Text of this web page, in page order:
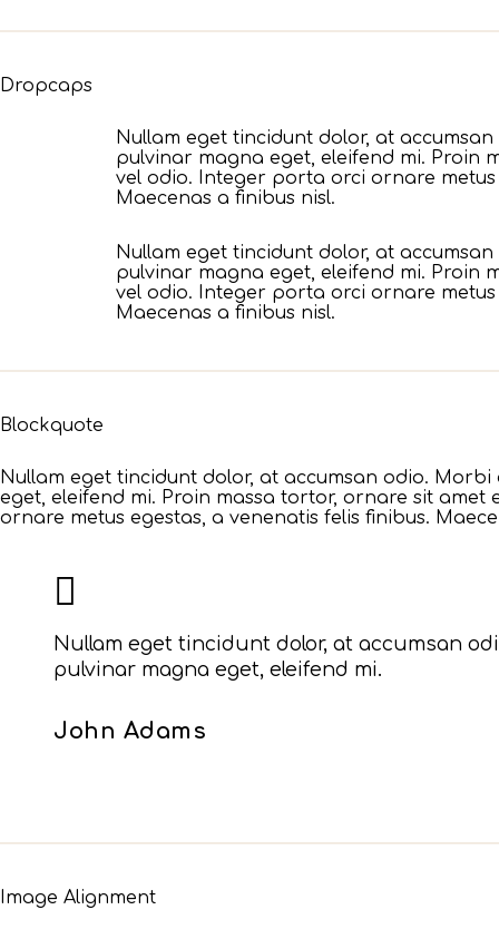
Dropcaps
Nullam eget tincidunt dolor, at
pulvinar magna eget, eleifend mi. Proin
vel odio. Integer porta orci ornare metus
Maecenas a finibus nisl.
Nullam eget tincidunt dolor, at
pulvinar magna eget, eleifend mi. Proin
vel odio. Integer porta orci ornare metus
Maecenas a finibus nisl.
Blockquote
Nullam eget tincidunt dolor, at accumsan odio.
eget, eleifend mi. Proin massa tortor, ornare sit
ornare metus egestas, a venenatis felis finibus.
Nullam eget tincidunt dolor, at accumsan
pulvinar magna eget, eleifend mi.
John Adams
Image Alignment